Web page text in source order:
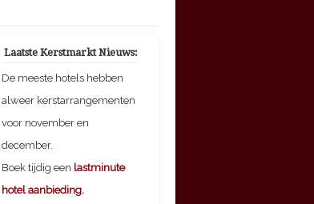
Laatste Kerstmarkt Nieuws:
De meeste hotels hebben
alweer kerstarrangementen
voor november en
december.
Boek tijdig een lastminute
hotel aanbieding.